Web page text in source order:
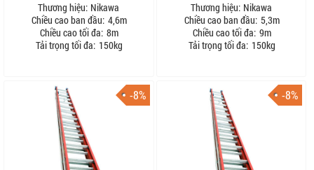
Thương hiệu: Nikawa
Chiều cao ban đầu: 4,6m
Chiều cao tối đa: 8m
Tải trọng tối đa: 150kg
Thương hiệu: Nikawa
Chiều cao ban đầu: 5,3m
Chiều cao tối đa: 9m
Tải trọng tối đa: 150kg
-8% -8%